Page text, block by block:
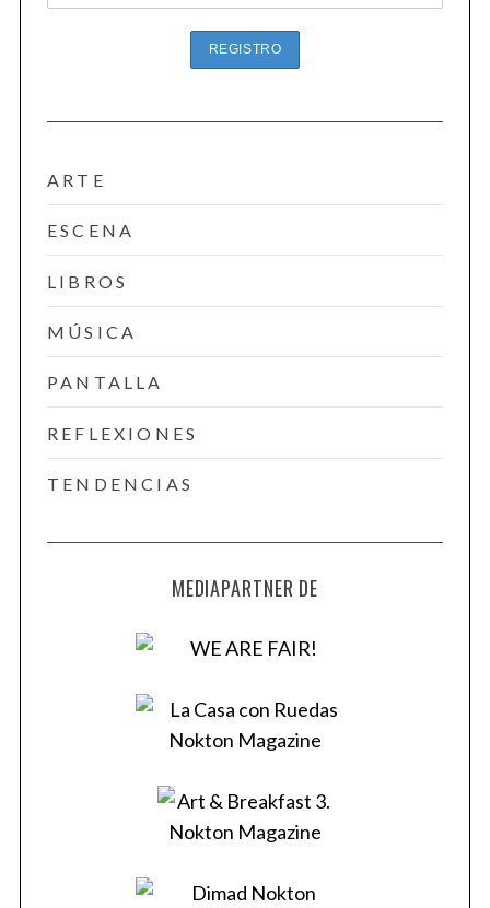
ARTE
ESCENA
LIBROS
MÚSICA
PANTALLA
REFLEXIONES
TENDENCIAS
MEDIAPARTNER DE